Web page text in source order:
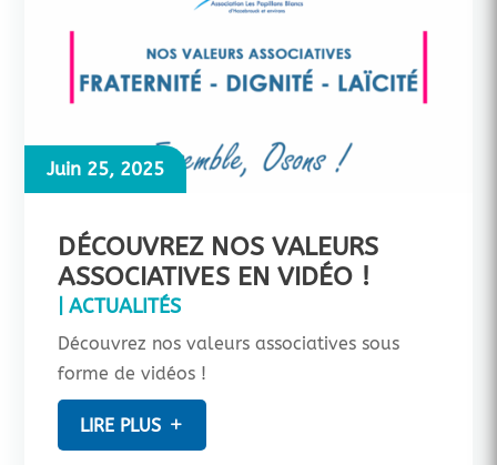
Juin 25, 2025
DÉCOUVREZ NOS VALEURS
ASSOCIATIVES EN VIDÉO !
|ACTUALITÉS
Découvrez nos valeurs associatives sous
forme de vidéos !
LIRE PLUS